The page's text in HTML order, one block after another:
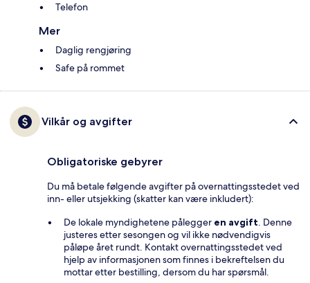
Telefon
Mer
Daglig rengjøring
Safe på rommet
Vilkår og avgifter
Obligatoriske gebyrer
Du må betale følgende avgifter på overnattingsstedet ved
inn- eller utsjekking (skatter kan være inkludert):
De lokale myndighetene pålegger en avgift. Denne
justeres etter sesongen og vil ikke nødvendigvis
påløpe året rundt. Kontakt overnattingsstedet ved
hjelp av informasjonen som finnes i bekreftelsen du
mottar etter bestilling, dersom du har spørsmål.